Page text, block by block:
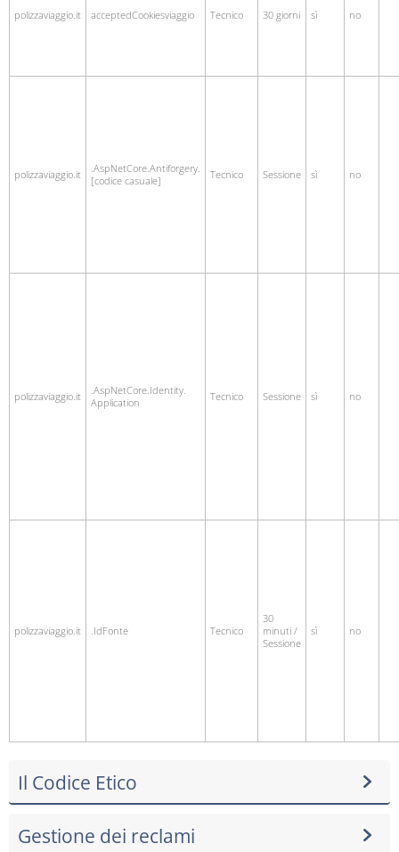
polizzaviaggio.it acceptedCookiesviaggio Tecnico 30 giorni sì no
polizzaviaggio.it
.AspNetCore.Antiforgery.
[codice casuale]
Tecnico Sessione sì no
polizzaviaggio.it
.AspNetCore.Identity.
Application
Tecnico Sessione sì no
polizzaviaggio.it .IdFonte Tecnico
30
minuti /
Sessione
sì no
Il Codice Etico
Gestione dei reclami